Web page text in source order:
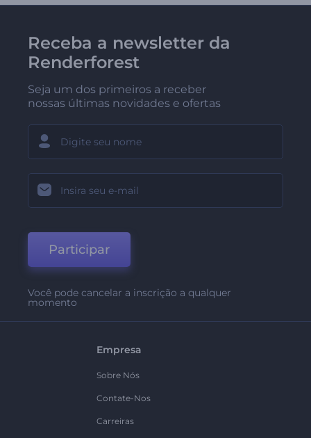
Receba a newsletter da
Renderforest
Seja um dos primeiros a receber
nossas últimas novidades e ofertas
Participar
Você pode cancelar a inscrição a qualquer
momento
Empresa
Sobre Nós
Contate-Nos
Carreiras